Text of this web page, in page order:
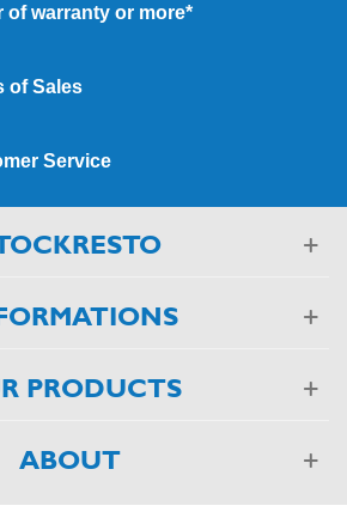
of warranty or more*
of Sales
Service
PRODUCTS
ABOUT